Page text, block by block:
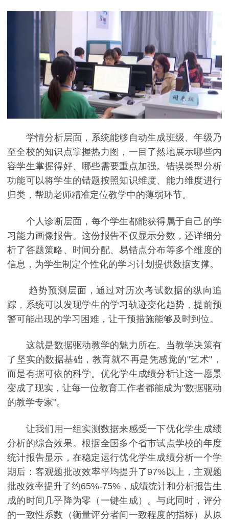
学情分析层面，系统能够自动生成班级、年级乃
至全校的知识点掌握热力图，一目了然地展示哪些内
容学生掌握得好、哪些需要重点加强。错误类型分析
功能可以将学生的错题按照知识维度、能力维度进行
归类，帮助老师精准定位教学中的薄弱环节。
个人诊断层面，每个学生都能获得属于自己的学
习能力画像报告。这份报告不仅显示分数，还详细分
析了答题策略、时间分配、易错点分布等多个维度的
信息，为学生制定个性化的学习计划提供数据支撑。
趋势预测层面，通过对历次考试数据的纵向追
踪，系统可以发现学生的学习轨迹变化趋势，提前预
警可能出现的学习困难，让干预措施能够及时到位。
这就是数据驱动教学的魅力所在。当教学决策有
了坚实的数据基础，教育就不再是凭感觉的"艺术"，
而是有据可依的科学。优化学生成绩分析让这一愿景
变成了现实，让每一位教育工作者都能成为"数据驱动
的教学专家"。
让我们用一组实测数据来感受一下优化学生成绩
分析的综合效果。根据全国多个省市试点学校的年度
统计报告显示，在稳定运行优化学生成绩分析一个学
期后：客观题批改效率平均提升了97%以上，主观题
批改效率提升了约65%-75%，成绩统计和分析报告生
成的时间几乎降为零（一键生成）。与此同时，评分
的一致性系数（衡量评分者间一致程度的指标）从原